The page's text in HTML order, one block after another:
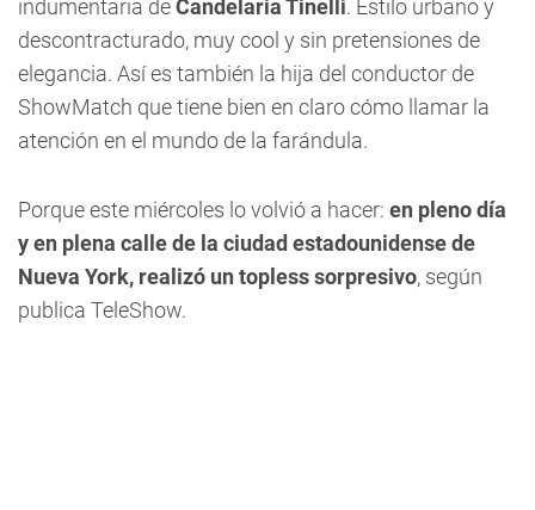
indumentaria deCandelaria Tinelli. Estilo urbano y
descontracturado, muy cool y sin pretensiones de
elegancia. Así es también la hija del conductor de
ShowMatch que tiene bien en claro cómo llamar la
atención en el mundo de la farándula.
Porque este miércoles lo volvió a hacer: en pleno día
y en plena calle de la ciudad estadounidense de
Nueva York, realizó un topless sorpresivo, según
publica TeleShow.